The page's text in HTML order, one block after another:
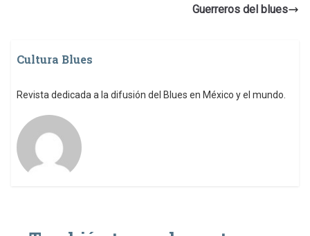
Guerreros del blues
Cultura Blues
Revista dedicada a la difusión del Blues en México y el mundo.